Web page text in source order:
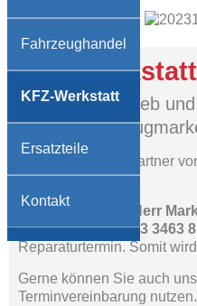
Fahrzeughandel
KFZ-Werkstatt
Ersatzteile
Kontakt
KFZ-Werkstatt
Ihr Meisterbetrieb
für alle
Wir sind Service-Partner
Alfa Romeo.
Unser Mitarbeiter Herr
Ihnen unter Tel.:+43 3463
Reparaturtermin. Somit
Gerne können Sie auch
Terminvereinbarung nutzen.